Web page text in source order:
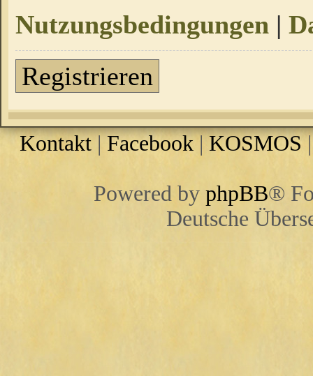
Nutzungsbedingungen |
Registrieren
Kontakt | Facebook |KOSMOS
Powered by phpBB®
Deutsche